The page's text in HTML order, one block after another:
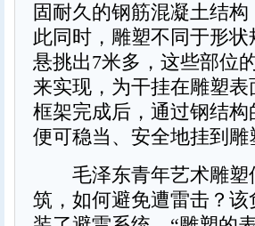
固耐久的钢筋混凝土结
此同时，雕塑不同于形
悬挑出7米多，这些部位
来实现，为干挂在雕塑
框架完成后，通过钢结
便可稳当、安全地挂到雕
毛泽东青年艺术雕塑
筑，如何避免遭雷击？